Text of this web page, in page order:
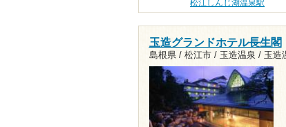
松江しんじ湖温泉駅
玉造グランドホテル長生閣
島根県 / 松江市 / 玉造温泉 / 玉造